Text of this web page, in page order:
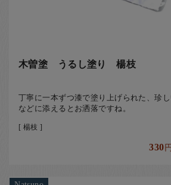
木曽塗 うるし塗り 楊枝
丁寧に一本ずつ漆で塗り上げられた、珍
などに添えるとお洒落ですね。
[ 楊枝 ]
330円